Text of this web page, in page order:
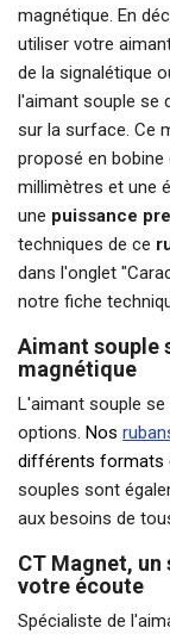
magnétique. En
utiliser votre
de la signalétique
l'aimant souple se
sur la surface. Ce
proposé en bobine
millimètres et une
une puissance
techniques de ce
dans l'onglet
notre fiche
Aimant souple
magnétique
L'aimant souple
options. Nos
différents formats
souples sont
aux besoins de
CT Magnet,
votre écoute
Spécialiste de